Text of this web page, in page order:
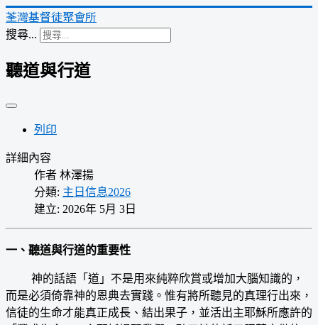
荃灣基督徒聚會所
搜尋...
聽道與行道
列印
詳細內容
作者 林澤揚
分類: 主日信息2026
建立: 2026年 5月 3日
一、聽道與行道的重要性
神的話語「道」不是用來純粹欣賞或增加大腦知識的，
而是必須倚靠神的恩典去實踐。惟有將所聽見的真理行出來，
信徒的生命才能真正成長、結出果子，並活出主耶穌所應許的